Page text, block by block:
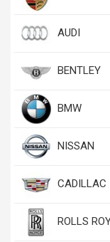
AUDI
BENTLEY
BMW
NISSAN
CADILLAC
ROLLS